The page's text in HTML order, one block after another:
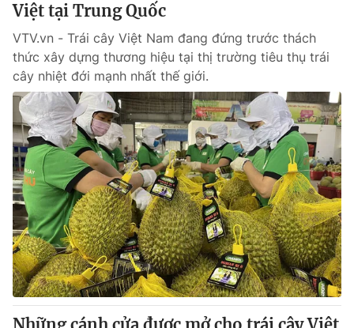
Việt tại Trung Quốc
VTV.vn - Trái cây Việt Nam đang đứng trước thách
thức xây dựng thương hiệu tại thị trường tiêu thụ trái
cây nhiệt đới mạnh nhất thế giới.